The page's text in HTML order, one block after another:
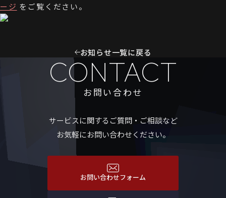
ージ をご覧ください。
お知らせ一覧に戻る
CONTACT
お問い合わせ
サービスに関するご質問・ご相談など
お気軽にお問い合わせください。
お問い合わせフォーム